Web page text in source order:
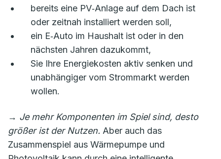
bereits eine PV‑Anlage auf dem Dach ist
oder zeitnah installiert werden soll,
ein E‑Auto im Haushalt ist oder in den
nächsten Jahren dazukommt,
Sie Ihre Energiekosten aktiv senken und
unabhängiger vom Strommarkt werden
wollen.
→ Je mehr Komponenten im Spiel sind, desto
größer ist der Nutzen. Aber auch das
Zusammenspiel aus Wärmepumpe und